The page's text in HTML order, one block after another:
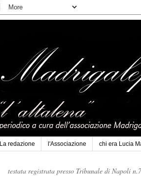
La redazione l'Associazione chi era Lucia
testata registrata presso Tribunale di Napoli